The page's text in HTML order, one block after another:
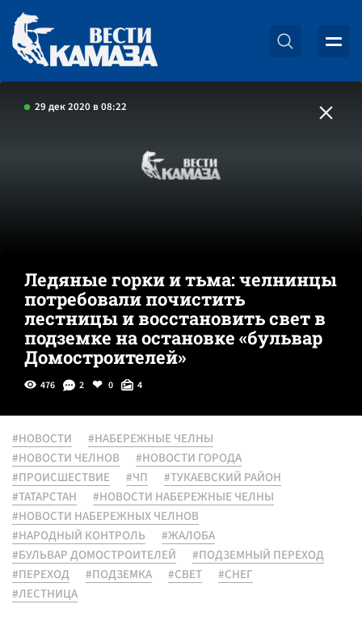
29 дек 2020 в 08:22
Ледяные горки и тьма: челнинцы
потребовали почистить
лестницы и восстановить свет в
подземке на остановке «бульвар
Домостроителей»
476 2 0 4
#НОВОСТИ
#НАБЕРЕЖНЫЕ ЧЕЛНЫ
#НОВОСТИ ЧЕЛНОВ
#НОВОСТИ ГОРОДА
#ПРОИСШЕСТВИЕ
#ЧП
#ТУКАЕВСКИЙ РАЙОН
#ТАТАРСТАН
#НОВОСТИ НАБЕРЕЖНЫЕ ЧЕЛНЫ
#НОВОСТИ НАБЕРЕЖНЫХ ЧЕЛНОВ
#НАРОДНЫЙ КОНТРОЛЬ
#ЖАЛОБА
#БУЛЬВАР ДОМОСТРОИТЕЛЕЙ
#ПОДЗЕМНЫЙ ПЕРЕХОД
#ПЕРЕХОД
#ПОДЗЕМКА #СВЕТ
#СНЕГ
#ЛЕСТНИЦА